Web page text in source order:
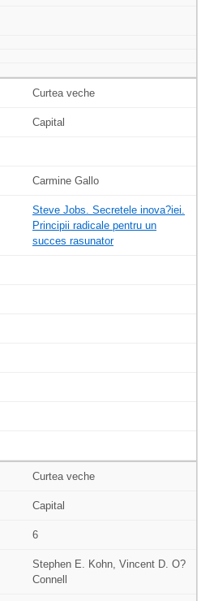
Curtea veche
Capital
Carmine Gallo
Steve Jobs. Secretele inova?iei.
Principii radicale pentru un
succes rasunator
Curtea veche
Capital
6
Stephen E. Kohn, Vincent D. O?
Connell